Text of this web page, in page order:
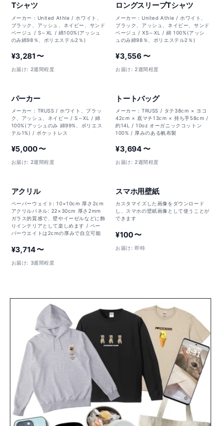
Tシャツ
メーカー：United Athle / ホワイト、
ブラック、アッシュ、ネイビー、サンド
ベージュ / S～XL / 綿100%(アッシュ
のみ綿98％、ポリエステル2％)
¥3,281 〜
お届け: 2週間程度
ロングスリーブTシャツ
メーカー：United Athle / ホワイト、
ブラック、アッシュ、ネイビー、サンド
ベージュ / XS～XL / 綿 100%(アッシ
ュのみ綿98％、ポリエステル2％)
¥3,556 〜
お届け: 2週間程度
パーカー
メーカー：TRUSS / ホワイト、ブラッ
ク、アッシュ、ネイビー / S～XL / 綿
100%(アッシュのみ 綿99%、ポリエス
テル1%) / ポケットレス
¥5,000 〜
お届け: 2週間程度
トートバッグ
メーカー：TRUSS / タテ38cm × ヨコ
42cm × 底マチ13cm × 持ち手58cm /
約14L / 10oz オーガニックコットン
100% / 厚みのある帆布製
¥3,694 〜
お届け: 2週間程度
アクリル
ペーパーウェイト: 10×10cm 厚さ2cm
アクリルパネル: 22×30cm 厚さ2mm
ガラス的質感で、壁やイーゼルなどに飾
りインテリアとして楽しめます / ペー
パーウエイトは2cmの厚みで自立可能
¥3,714 〜
お届け: 3週間程度
スマホ用壁紙
カスタマイズした画像をダウンロード
し、スマホの壁紙画像として使うことが
できます
¥100 〜
お届け: 即時